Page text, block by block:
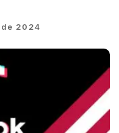
2024